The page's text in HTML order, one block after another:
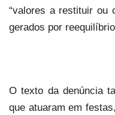
“valores a restituir ou
gerados por
O texto da denúncia
que atuaram em